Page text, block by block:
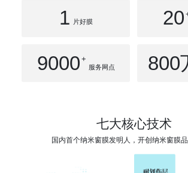
1 片好膜 20
9000 +
服务网点 800
七大核心技术
国内首个纳米窗膜发明人，开创纳米窗膜